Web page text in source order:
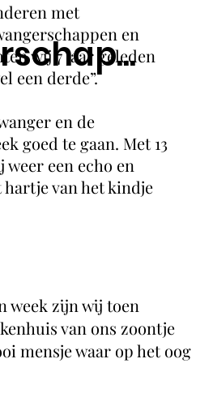
met
en
wij 7 jaar geleden
een derde”.
en de
goed te gaan. Met 13
weer een echo en
hartje van het kindje
week zijn wij toen
van ons zoontje
mensje waar op het oog